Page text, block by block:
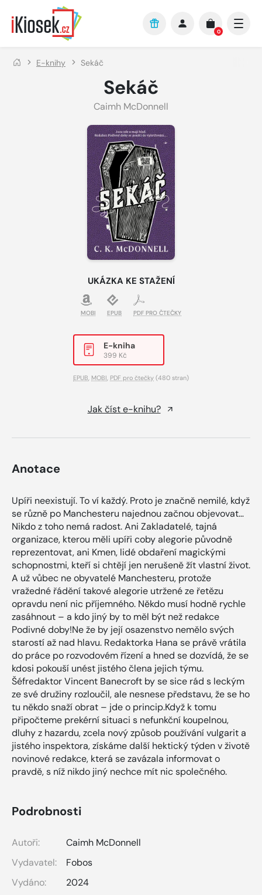
Přejít na hlavní obsah
0
E-knihy Sekáč
Sekáč
Caimh McDonnell
UKÁZKA KE STAŽENÍ
MOBI EPUB PDF PRO ČTEČKY
E-kniha
399 Kč
EPUB MOBI PDF pro čtečky (480 stran)
Jak číst e-knihu?
Anotace
Upíři neexistují. To ví každý. Proto je značně nemilé, když
se různě po Manchesteru najednou začnou objevovat…
Nikdo z toho nemá radost. Ani Zakladatelé, tajná
organizace, kterou měli upíři coby alegorie původně
reprezentovat, ani Kmen, lidé obdaření magickými
schopnostmi, kteří si chtějí jen nerušeně žít vlastní život.
A už vůbec ne obyvatelé Manchesteru, protože
vražedné řádění takové alegorie utržené ze řetězu
opravdu není nic příjemného. Někdo musí hodně rychle
zasáhnout – a kdo jiný by to měl být než redakce
Podivné doby!Ne že by její osazenstvo nemělo svých
starostí až nad hlavu. Redaktorka Hana se právě vrátila
do práce po rozvodovém řízení a hned se dozvídá, že se
kdosi pokouší unést jistého člena jejich týmu.
Šéfredaktor Vincent Banecroft by se sice rád s leckým
ze své družiny rozloučil, ale nesnese představu, že se ho
tu někdo snaží ­obrat – jde o princip.Když k tomu
připočteme prekérní situaci s nefunkční koupelnou,
dluhy z hazardu, zcela nový způsob používání vulgarit a
jistého inspektora, získáme další hektický týden v životě
novinové redakce, která se zavázala informovat o
pravdě, s níž nikdo jiný nechce mít nic společného.
Podrobnosti
Autoři:
Caimh McDonnell
Vydavatel:
Fobos
Vydáno:
2024